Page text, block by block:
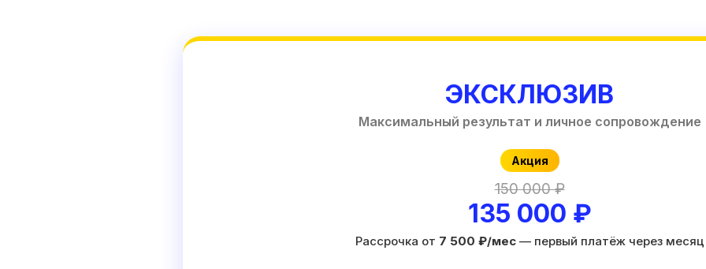
ЭКСКЛЮЗИВ
Максимальный результат и личное сопровождение
Акция
150 000 ₽
135 000 ₽
Рассрочка от 7 500 ₽/мес— первый платёж через месяц